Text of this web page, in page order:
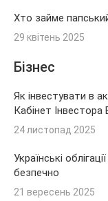
Хто займе
29 квітень 2025
Бізнес
Як інвестувати в
Кабінет
24 листопад 2025
Українські
безпечно
21 вересень 2025